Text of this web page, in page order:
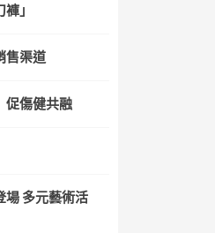
」
售渠道
促傷健共融
場 多元藝術活